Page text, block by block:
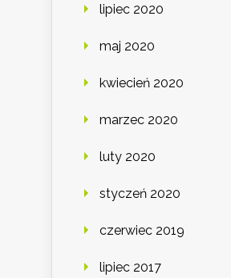
lipiec 2020
maj 2020
kwiecień 2020
marzec 2020
luty 2020
styczeń 2020
czerwiec 2019
lipiec 2017